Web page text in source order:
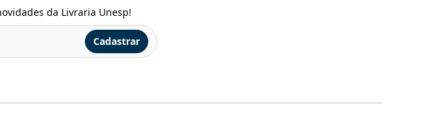
da Livraria Unesp!
Cadastrar